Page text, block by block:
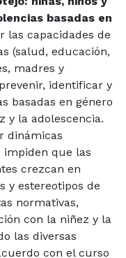
basadas en
las capacidades de
(salud, educación,
madres y
identificar y
basadas en género
y la adolescencia.
dinámicas
impiden que las
crezcan en
y estereotipos de
normativas,
con la niñez y la
las diversas
con el curso